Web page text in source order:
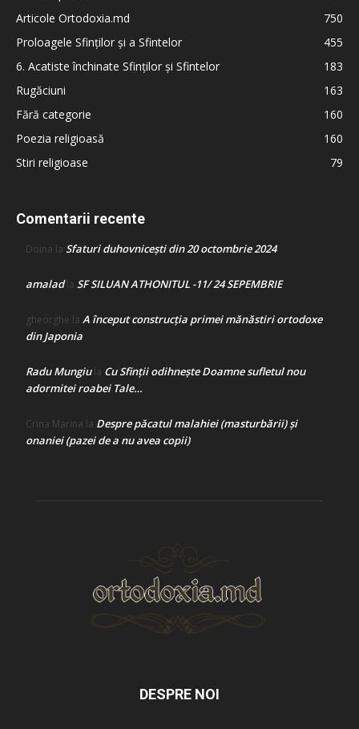
Articole Ortodoxia.md
750
Proloagele Sfinților și a Sfintelor
455
6. Acatiste închinate Sfinților și Sfintelor
183
Rugăciuni
163
Fără categorie
160
Poezia religioasă
160
Stiri religioase
79
Comentarii recente
Doina la Sfaturi duhovnicești din 20 octombrie 2024
amaladla SF SILUAN ATHONITUL -11/ 24 SEPEMBRIE
gheorghe la A început construcţia primei mănăstiri ortodoxe
din Japonia
Radu Mungiula Cu Sfinții odihnește Doamne sufletul nou
adormitei roabei Tale…
Crina Marina la Despre păcatul malahiei (masturbării) şi
onaniei (pazei de a nu avea copii)
DESPRE NOI